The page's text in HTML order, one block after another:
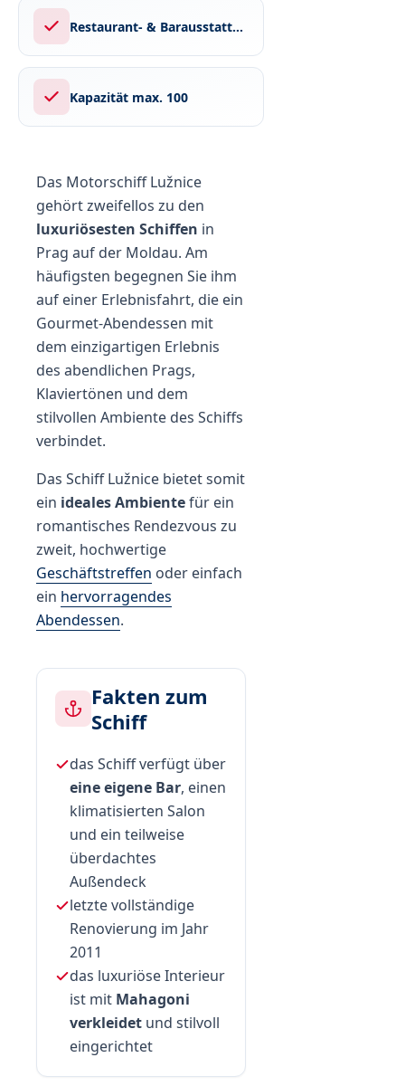
Restaurant- & Barausstattung
Kapazität max. 100
Das Motorschiff Lužnice
gehört zweifellos zu den
luxuriösesten Schiffen in
Prag auf der Moldau. Am
häufigsten begegnen Sie ihm
auf einer Erlebnisfahrt, die ein
Gourmet-Abendessen mit
dem einzigartigen Erlebnis
des abendlichen Prags,
Klaviertönen und dem
stilvollen Ambiente des Schiffs
verbindet.
Das Schiff Lužnice bietet somit
ein ideales Ambientefür ein
romantisches Rendezvous zu
zweit, hochwertige
Geschäftstreffen oder einfach
ein hervorragendes
Abendessen.
Fakten zum
Schiff
das Schiff verfügt über
eine eigene Bar, einen
klimatisierten Salon
und ein teilweise
überdachtes
Außendeck
letzte vollständige
Renovierung im Jahr
2011
das luxuriöse Interieur
ist mit Mahagoni
verkleidet und stilvoll
eingerichtet